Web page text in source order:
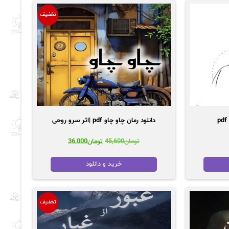
تخفیف
دانلود رمان چاو چاو pdf |اثر سرو روحی
تومان45,600 قیمت
تومان45,600
بود.
تومان36,000قیمت
خرید و دانلود
تخفیف